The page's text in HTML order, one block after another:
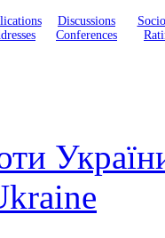
Discussions
Conferences